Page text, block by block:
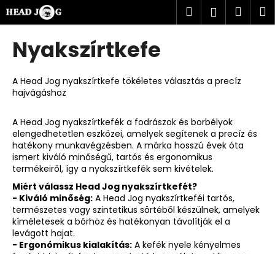
fő
tartalomhoz
Keresés
Nyakszírtkefe
A Head Jog nyakszírtkefe tökéletes választás a precíz
hajvágáshoz
A Head Jog nyakszírtkefék a fodrászok és borbélyok
elengedhetetlen eszközei, amelyek segítenek a precíz és
hatékony munkavégzésben. A márka hosszú évek óta
ismert kiváló minőségű, tartós és ergonomikus
termékeiről, így a nyakszírtkefék sem kivételek.
Miért válassz Head Jog nyakszírtkefét?
- Kiváló minőség: A Head Jog nyakszírtkeféi tartós,
természetes vagy szintetikus sörtéből készülnek, amelyek
kíméletesek a bőrhöz és hatékonyan távolítják el a
levágott hajat.
- Ergonómikus kialakítás: A kefék nyele kényelmes
K
o
i
t
k
e
r
e
s
?